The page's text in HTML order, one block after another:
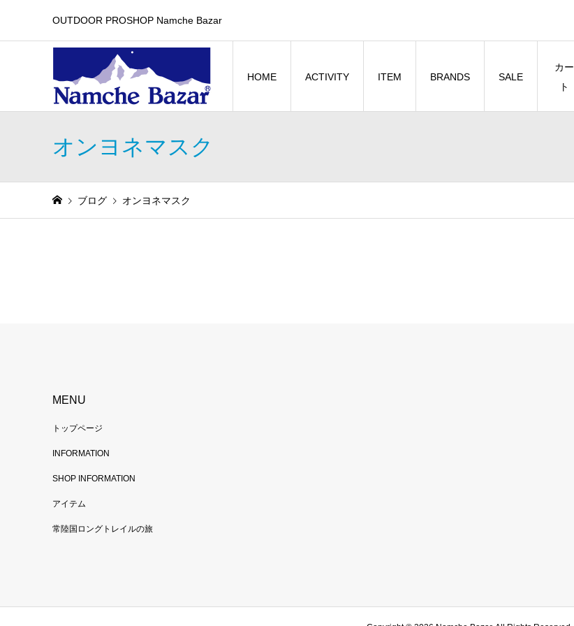
OUTDOOR PROSHOP Namche Bazar
HOME ACTIVITY ITEM BRANDS SALE
カー
ト
オンヨネマスク
ブログ オンヨネマスク
MENU
トップページ
INFORMATION
SHOP INFORMATION
アイテム
常陸国ロングトレイルの旅